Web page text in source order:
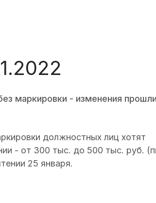
маркировки - изменения
должностных лиц хотят
- от 300 тыс. до 500 тыс. руб.
25 января.